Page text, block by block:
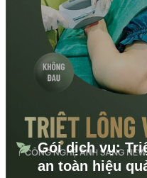
Gói dịch vụ:
an toàn hiệu